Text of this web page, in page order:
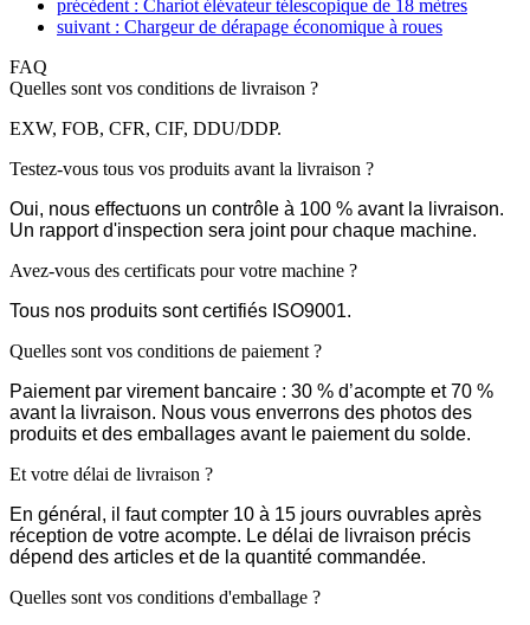
précédent : Chariot élévateur télescopique de 18 mètres
suivant : Chargeur de dérapage économique à roues
FAQ
Quelles sont vos conditions de livraison ?
EXW, FOB, CFR, CIF, DDU/DDP.
Testez-vous tous vos produits avant la livraison ?
Oui, nous effectuons un contrôle à 100 % avant la livraison.
Un rapport d'inspection sera joint pour chaque machine.
Avez-vous des certificats pour votre machine ?
Tous nos produits sont certifiés ISO9001.
Quelles sont vos conditions de paiement ?
Paiement par virement bancaire : 30 % d’acompte et 70 %
avant la livraison. Nous vous enverrons des photos des
produits et des emballages avant le paiement du solde.
Et votre délai de livraison ?
En général, il faut compter 10 à 15 jours ouvrables après
réception de votre acompte. Le délai de livraison précis
dépend des articles et de la quantité commandée.
Quelles sont vos conditions d'emballage ?